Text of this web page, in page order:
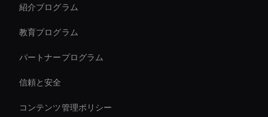
紹介プログラム
教育プログラム
パートナープログラム
信頼と安全
コンテンツ管理ポリシー